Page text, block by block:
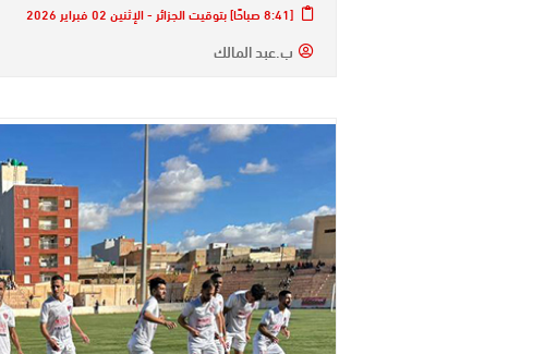
[8:41 صباحًا] بتوقيت الجزائر - الإثنين 02 فبراير 2026
ب.عبد المالك